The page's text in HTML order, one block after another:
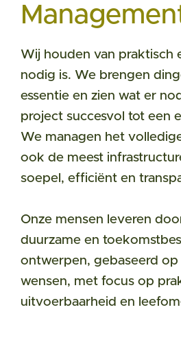
Wij houden van praktisch
nodig is. We brengen
essentie en zien wat er
project succesvol tot een
We managen het
ook de meest
soepel, efficiënt en
Onze mensen leveren
duurzame en
ontwerpen, gebaseerd op
wensen, met focus op
uitvoerbaarheid en